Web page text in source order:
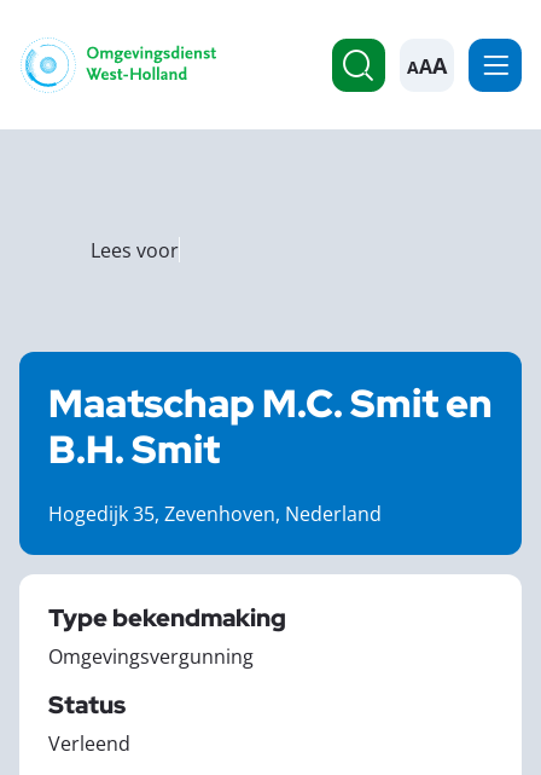
A
Lees voor
Maatschap M.C. Smit en
B.H. Smit
Hogedijk 35, Zevenhoven, Nederland
Type bekendmaking
Omgevingsvergunning
Status
Verleend